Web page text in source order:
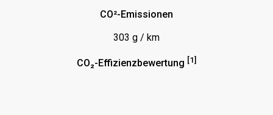
CO²-Emissionen
303 g / km
CO₂-Effizienzbewertung [1]